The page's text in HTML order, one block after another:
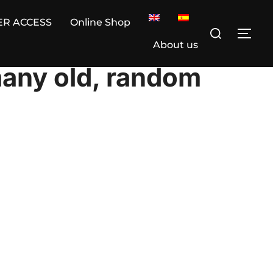
ACCESS
Online Shop
About us
Search
old, random